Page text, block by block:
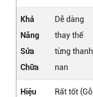
Khả
Năng
Sửa
Chữa
Dễ dàng
thay thế
từng thanh
nan
Hiệu
Rất tốt (Gỗ